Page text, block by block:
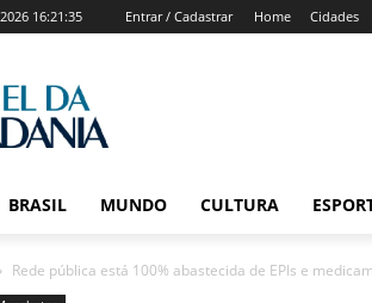
16:21:35 Entrar / Cadastrar Home Cidades
BRASIL MUNDO CULTURA
Rede pública está 100% abastecida de EPIs e